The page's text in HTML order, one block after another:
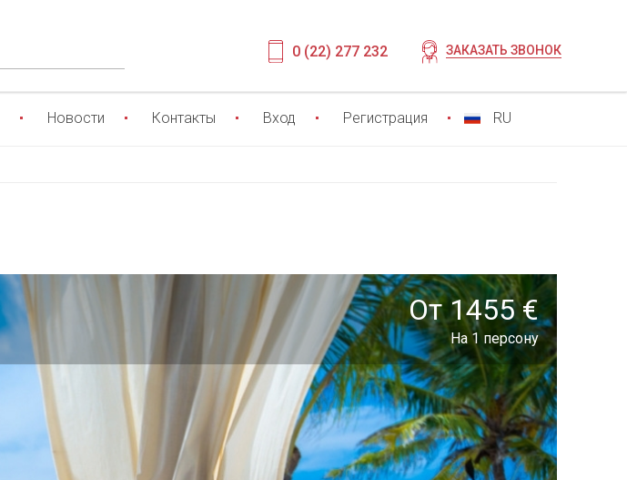
0 (22) 277 232 ЗАКАЗАТЬ ЗВОНОК
Новости Контакты Вход Регистрация RU
От 1455 €
На 1 персону